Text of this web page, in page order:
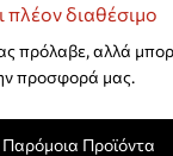
πλέον διαθέσιμο
πρόλαβε, αλλά
προσφορά μας.
Παρόμοια Προϊόντα